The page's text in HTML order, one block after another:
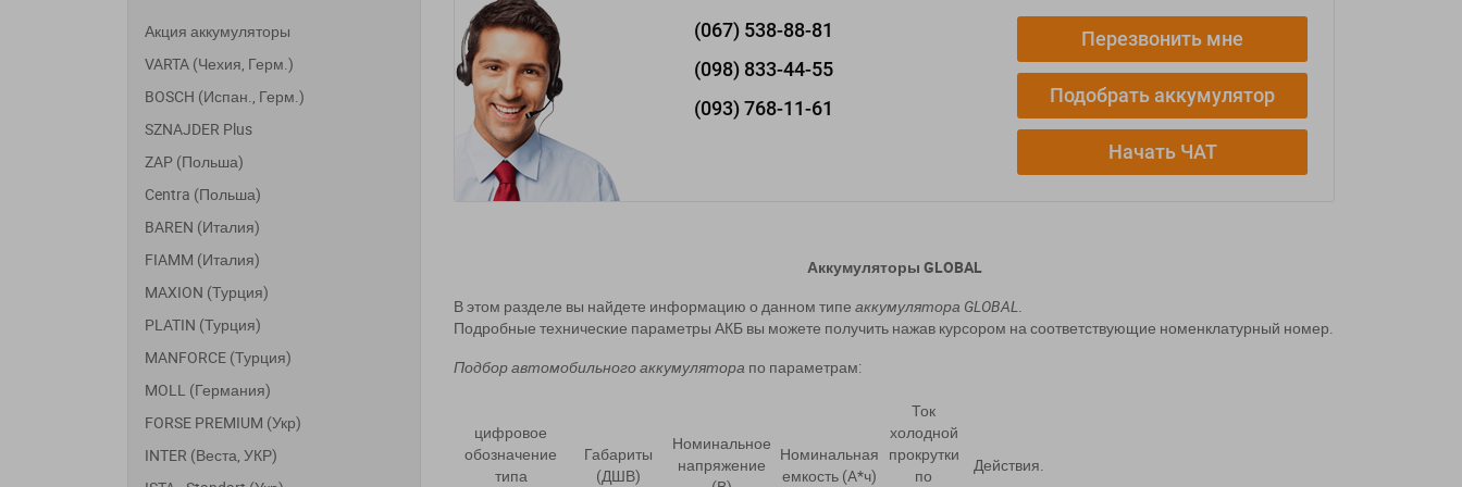
Акция аккумуляторы
VARTA (Чехия, Герм.)
BOSCH (Испан., Герм.)
SZNAJDER Plus
ZAP (Польша)
Centra (Польша)
BAREN (Италия)
FIAMM (Италия)
MAXION (Турция)
PLATIN (Турция)
MANFORCE (Турция)
MOLL (Германия)
FORSE PREMIUM (Укр)
INTER (Веста, УКР)
(067) 538-88-81
(098) 833-44-55
(093)768-11-61
Перезвонить мне
Подобрать аккумулятор
Начать ЧАТ
Аккумуляторы GLOBAL
В этом разделе вы найдете информацию о данном типе аккумулятора GLOBAL.
Подробные технические параметры АКБ вы можете получить нажав курсором на соответствующие номенклатурный номер.
Подборавтомобильного аккумулятора по параметрам:
цифровое
обозначение
типа
Габариты
(ДШВ)
Номинальное
напряжение
Номинальная
емкость (A*ч)
Ток
холодной
прокрутки
по
Действия.